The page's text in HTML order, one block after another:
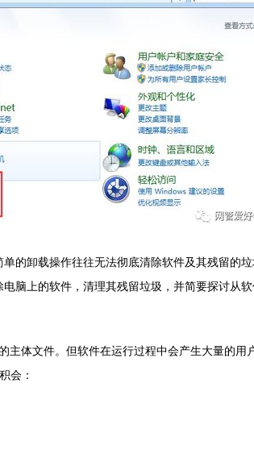
的卸载操作往往无法彻底清除软件及其残留的
脑上的软件，清理其残留垃圾，并简要探讨从
主体文件。但软件在运行过程中会产生大量的
会：